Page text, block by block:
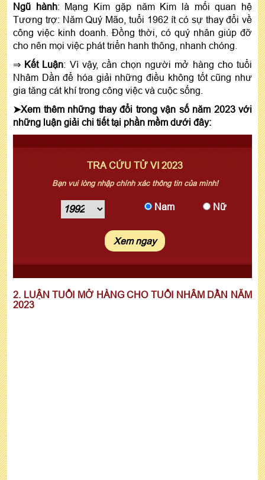
Ngũ hành: Mạng Kim gặp năm Kim là mối quan hệ
Tương trợ: Năm Quý Mão, tuổi 1962 ít có sự thay đổi về
công việc kinh doanh. Đồng thời, có quý nhân giúp đỡ
cho nên mọi việc phát triển hanh thông, nhanh chóng.
⇒ Kết Luận: Vì vậy, cần chọn người mở hàng cho tuổi
Nhâm Dần để hóa giải những điều không tốt cũng như
gia tăng cát khí trong công việc và cuộc sống.
➤Xem thêm những thay đổi trong vận số năm 2023 với
những luận giải chi tiết tại phần mềm dưới đây:
TRA CỨU TỬ VI 2023
Bạn vui lòng nhập chính xác thông tin của mình!
Nam Nữ
2. LUẬN TUỔI MỞ HÀNG CHO TUỔI NHÂM DẦN NĂM
2023